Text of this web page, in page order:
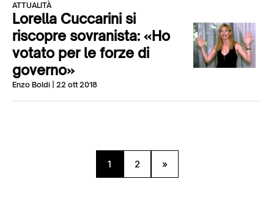
ATTUALITÀ
Lorella Cuccarini si
riscopre sovranista: «Ho
votato per le forze di
governo»
Enzo Boldi | 22 ott 2018
1 2 »